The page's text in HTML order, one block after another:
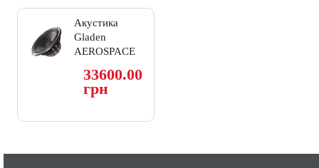
Акустика
Gladen
AEROSPACE
33600.00
грн